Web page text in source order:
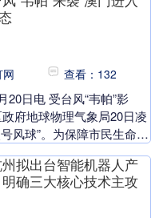
查看：132
20日电 受台风“韦帕”影
府地球物理气象局20日凌
风球”。为保障市民生命及
拟出台智能机器人产
确三大核心技术主攻